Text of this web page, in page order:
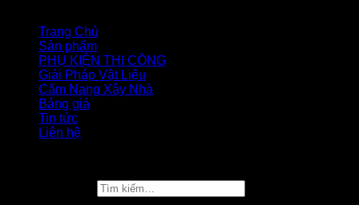
Trang Chủ
Sản phẩm
PHỤ KIỆN THI CÔNG
Giải Pháp Vật Liệu
Cẩm Nang Xây Nhà
Bảng giá
Tin tức
Liên hệ